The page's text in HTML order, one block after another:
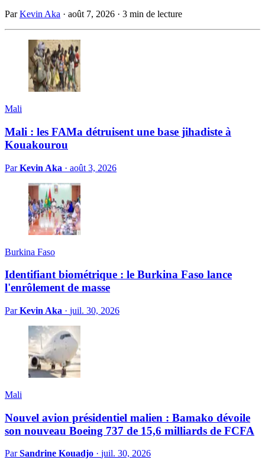
ParKevin Aka · août 7, 2026 · 3 min de lecture
Mali
Mali : les FAMa détruisent une base jihadiste à
Kouakourou
ParKevin Aka · août 3, 2026
Burkina Faso
Identifiant biométrique : le Burkina Faso lance
l'enrôlement de masse
ParKevin Aka · juil. 30, 2026
Mali
Nouvel avion présidentiel malien : Bamako dévoile
son nouveau Boeing 737 de 15,6 milliards de FCFA
ParSandrine Kouadjo · juil. 30, 2026